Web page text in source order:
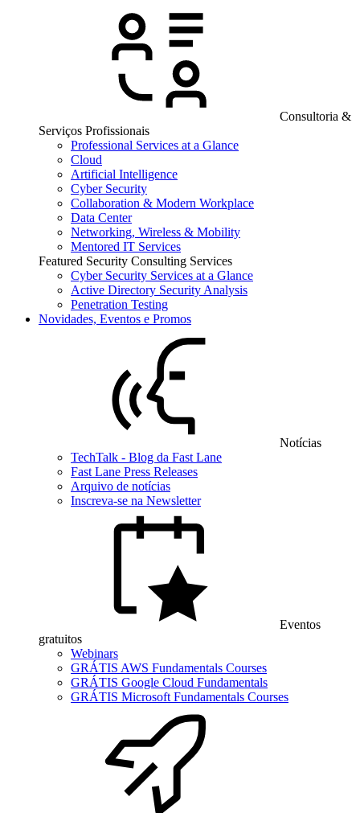
Consultoria &
Serviços Profissionais
Professional Services at a Glance
Cloud
Artificial Intelligence
Cyber Security
Collaboration & Modern Workplace
Data Center
Networking, Wireless & Mobility
Mentored IT Services
Featured Security Consulting Services
Cyber Security Services at a Glance
Active Directory Security Analysis
Penetration Testing
Novidades, Eventos e Promos
Notícias
TechTalk - Blog da Fast Lane
Fast Lane Press Releases
Arquivo de notícias
Inscreva-se na Newsletter
Eventos
gratuitos
Webinars
GRÁTIS AWS Fundamentals Courses
GRÁTIS Google Cloud Fundamentals
GRÁTIS Microsoft Fundamentals Courses